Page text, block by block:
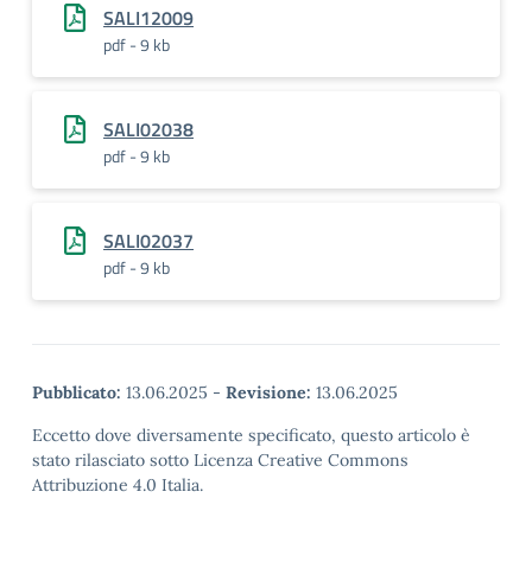
SALI12009
pdf - 9 kb
SALI02038
pdf - 9 kb
SALI02037
pdf - 9 kb
Pubblicato: 13.06.2025 - Revisione: 13.06.2025
Eccetto dove diversamente specificato, questo articolo è
stato rilasciato sotto Licenza Creative Commons
Attribuzione 4.0 Italia.